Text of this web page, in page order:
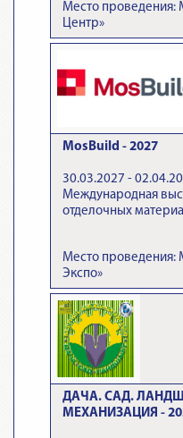
Место проведения:
Центр»
MosBuild - 2027
30.03.2027 -
Международная
отделочных
Место проведения:
Экспо»
ДАЧА. САД.
МЕХАНИЗАЦИЯ -